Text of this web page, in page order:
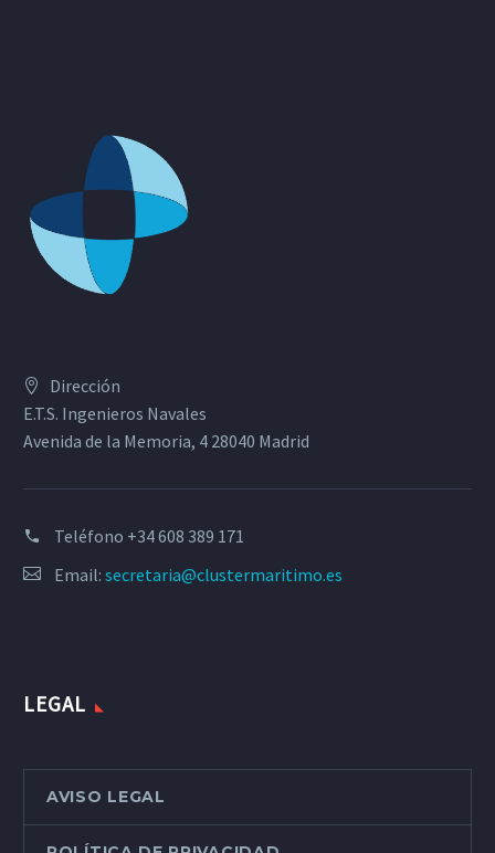
Dirección
E.T.S. Ingenieros Navales
Avenida de la Memoria, 4 28040 Madrid
Teléfono +34 608 389 171
Email: secretaria@clustermaritimo.es
LEGAL
AVISO LEGAL